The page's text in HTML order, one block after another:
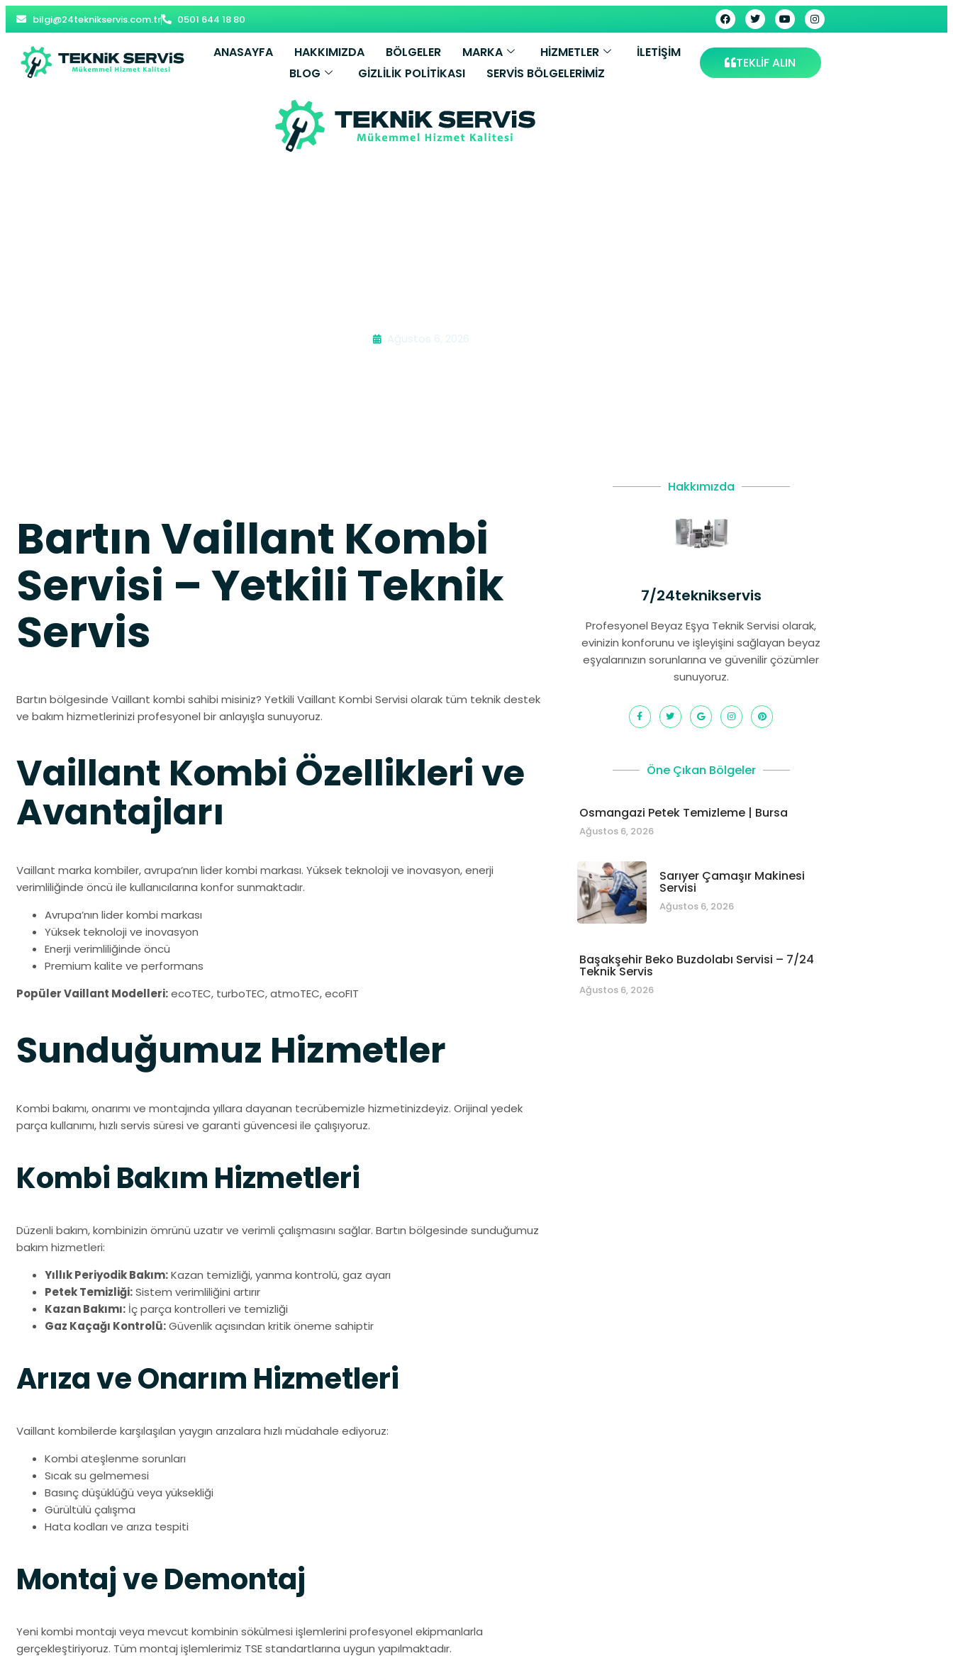
bilgi@24teknikservis.com.tr 0501 644 18 80
ANASAYFA HAKKIMIZDA BÖLGELER MARKA HİZMETLER
İLETIŞIM
BLOG
GIZLILIK POLITIKASI SERVIS BÖLGELERIMIZ
TEKLİF ALIN
Ağustos 6, 2026
Bartın Vaillant Kombi
Servisi – Yetkili Teknik
Servis
Bartın bölgesinde Vaillant kombi sahibi misiniz? Yetkili Vaillant Kombi Servisi olarak tüm teknik destek
ve bakım hizmetlerinizi profesyonel bir anlayışla sunuyoruz.
Vaillant Kombi Özellikleri ve
Avantajları
Vaillant marka kombiler, avrupa’nın lider kombi markası. Yüksek teknoloji ve inovasyon, enerji
verimliliğinde öncü ile kullanıcılarına konfor sunmaktadır.
Avrupa’nın lider kombi markası
Yüksek teknoloji ve inovasyon
Enerji verimliliğinde öncü
Premium kalite ve performans
Popüler Vaillant Modelleri:ecoTEC, turboTEC, atmoTEC, ecoFIT
Sunduğumuz Hizmetler
Kombi bakımı, onarımı ve montajında yıllara dayanan tecrübemizle hizmetinizdeyiz. Orijinal yedek
parça kullanımı, hızlı servis süresi ve garanti güvencesi ile çalışıyoruz.
Kombi Bakım Hizmetleri
Düzenli bakım, kombinizin ömrünü uzatır ve verimli çalışmasını sağlar. Bartın bölgesinde sunduğumuz
bakım hizmetleri:
Yıllık Periyodik Bakım:Kazan temizliği, yanma kontrolü, gaz ayarı
Petek Temizliği:Sistem verimliliğini artırır
Kazan Bakımı: İç parça kontrolleri ve temizliği
Gaz Kaçağı Kontrolü:Güvenlik açısından kritik öneme sahiptir
Arıza ve Onarım Hizmetleri
Vaillant kombilerde karşılaşılan yaygın arızalara hızlı müdahale ediyoruz:
Kombi ateşlenme sorunları
Sıcak su gelmemesi
Basınç düşüklüğü veya yüksekliği
Gürültülü çalışma
Hata kodları ve arıza tespiti
Montaj ve Demontaj
Yeni kombi montajı veya mevcut kombinin sökülmesi işlemlerini profesyonel ekipmanlarla
gerçekleştiriyoruz. Tüm montaj işlemlerimiz TSE standartlarına uygun yapılmaktadır.
Hakkımızda
7/24teknikservis
Profesyonel Beyaz Eşya Teknik Servisi olarak,
evinizin konforunu ve işleyişini sağlayan beyaz
eşyalarınızın sorunlarına ve güvenilir çözümler
sunuyoruz.
Öne Çıkan Bölgeler
Osmangazi Petek Temizleme | Bursa
Ağustos 6, 2026
Sarıyer Çamaşır Makinesi
Servisi
Ağustos 6, 2026
Başakşehir Beko Buzdolabı Servisi – 7/24
Teknik Servis
Ağustos 6, 2026